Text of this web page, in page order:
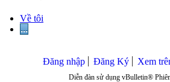
Về tôi
...
Đăng nhập Đăng Ký Xem
Diễn đàn sử dụng vBulletin®